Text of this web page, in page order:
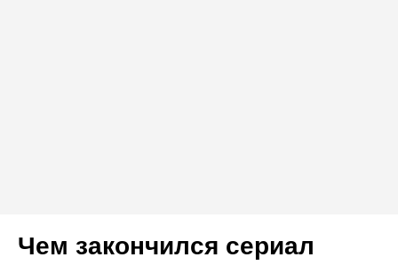
Чем закончился сериал